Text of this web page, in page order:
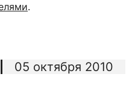
.
05 октября 2010